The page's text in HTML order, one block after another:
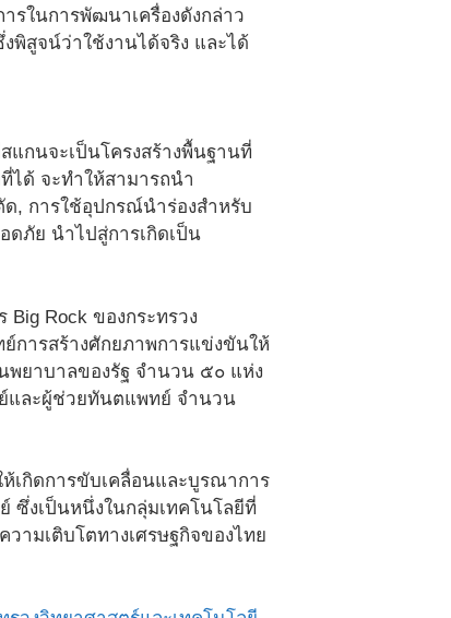
รในการพัฒนาเครื่องดังกล่าว
พิสูจน์ว่าใช้งานได้จริง และได้
แกนจะเป็นโครงสร้างพื้นฐานที่
ด้ จะทำให้สามารถนำ
, การใช้อุปกรณ์นำร่องสำหรับ
ดภัย นำไปสู่การเกิดเป็น
Rock ของกระทรวง
การสร้างศักยภาพการแข่งขันให้
พยาบาลของรัฐ จำนวน ๕๐ แห่ง
และผู้ช่วยทันตแพทย์ จำนวน
เกิดการขับเคลื่อนและบูรณาการ
ซึ่งเป็นหนึ่งในกลุ่มเทคโนโลยีที่
ามเติบโตทางเศรษฐกิจของไทย